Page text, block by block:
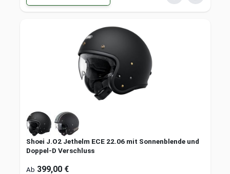
Shoei J.O2 Jethelm ECE 22.06 mit Sonnenblende und
Doppel-D Verschluss
Ab 399,00 €